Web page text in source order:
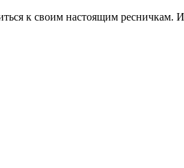
к своим настоящим ресничкам.